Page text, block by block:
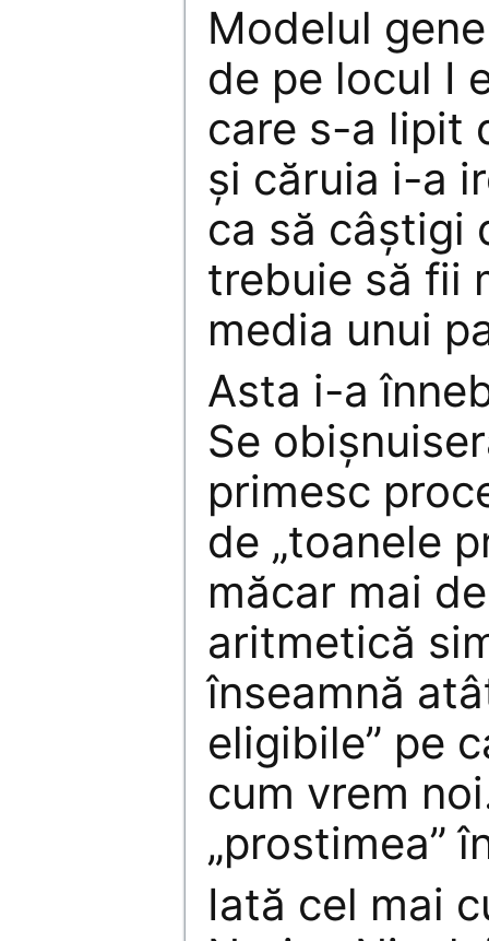
Modelul
de pe locul I
care s-a lipit
şi căruia i-a
ca să câştigi
trebuie să fii
media unui
Asta i-a
Se
primesc
de „toanele
măcar mai
aritmetică
înseamnă
eligibile” pe
cum vrem
„prostimea”
Iată cel mai